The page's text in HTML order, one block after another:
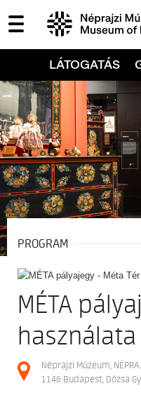
LÁTOGATÁS
PROGRAM
MÉTA
használata
Néprajzi Múzeum,
1146 Budapest, Dózsa